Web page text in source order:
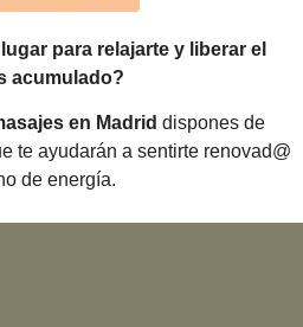
para relajarte y liberar el
acumulado?
en Madrid dispones de
te ayudarán a sentirte renovad@
de energía.